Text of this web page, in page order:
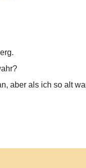
aber als ich so alt